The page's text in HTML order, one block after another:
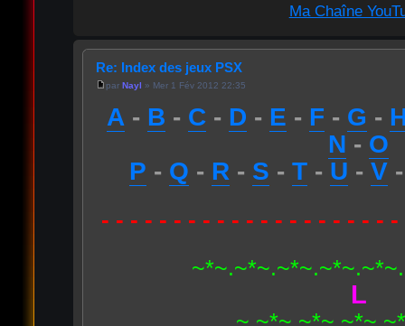
Ma Chaîne
Re: Index des jeux PSX
par Nayl » Mer 1 Fév 2012 22:35
A - B - C- D - E - F - G -
N - O
P - Q - R - S - T- U - V
- - - - - - - - - - - - - - - - - - - -
L